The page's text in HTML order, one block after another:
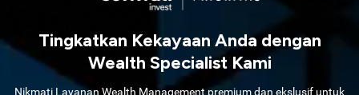
Tingkatkan Kekayaan Anda dengan
Wealth Specialist Kami
Nikmati Layanan Wealth Management premium dan ekslusif untuk